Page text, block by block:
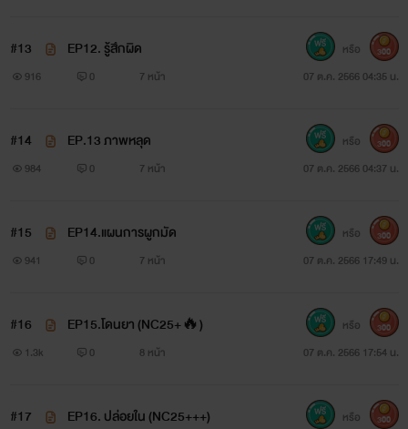
#13 EP12. รู้สึกผิด
916 0 7 หน้า 07 ต.ค. 2566 04:35 น.
หรือ 300
#14 EP.13 ภาพหลุด
984 0 7 หน้า 07 ต.ค. 2566 04:37 น.
หรือ 300
#15 EP14.แผนการผูกมัด
941 0 7 หน้า 07 ต.ค. 2566 17:49 น.
หรือ 300
#16 EP15.โดนยา (NC25+🔥)
1.3k 0 8 หน้า 07 ต.ค. 2566 17:54 น.
หรือ 300
#17 EP16. ปล่อยใน (NC25+++) หรือ 300